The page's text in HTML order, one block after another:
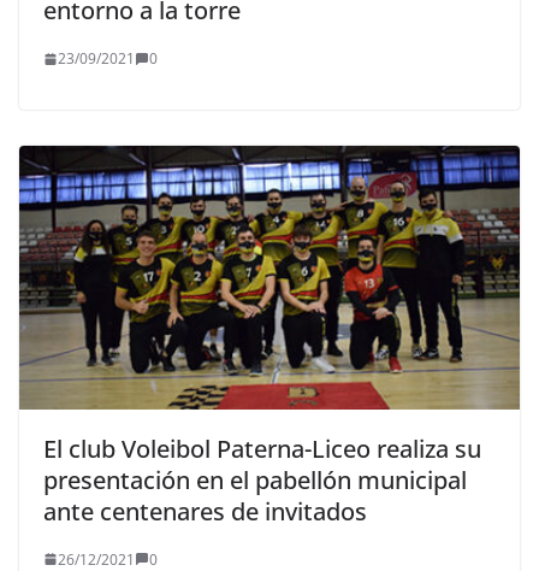
entorno a la torre
23/09/2021 0
El club Voleibol Paterna-Liceo realiza su
presentación en el pabellón municipal
ante centenares de invitados
26/12/2021 0